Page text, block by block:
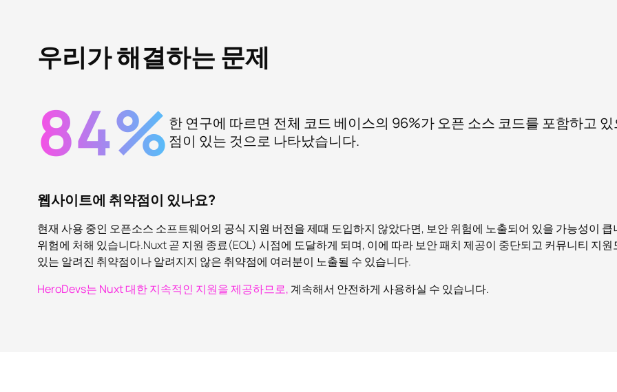
우리가 해결하는 문제
84% 한 연구에 따르면 전체 코드 베이스의 96%가 오픈 소스 코드를 포함하고
점이 있는 것으로 나타났습니다.
웹사이트에 취약점이 있나요?
현재 사용 중인 오픈소스 소프트웨어의 공식 지원 버전을 제때 도입하지 않았다면, 보안 위험에 노출되어 있을 가능성이
위험에 처해 있습니다.Nuxt 곧 지원 종료(EOL) 시점에 도달하게 되며, 이에 따라 보안 패치 제공이 중단되고 커뮤니티 지
있는 알려진 취약점이나 알려지지 않은 취약점에 여러분이 노출될 수 있습니다.
HeroDevs는 Nuxt 대한 지속적인 지원을 제공하므로, 계속해서 안전하게 사용하실 수 있습니다.